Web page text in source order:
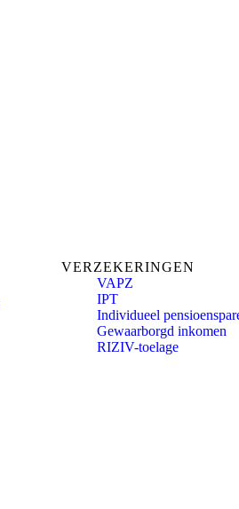
VERZEKERINGEN
VAPZ
IPT
Individueel
Gewaarborgd inkomen
RIZIV-toelage